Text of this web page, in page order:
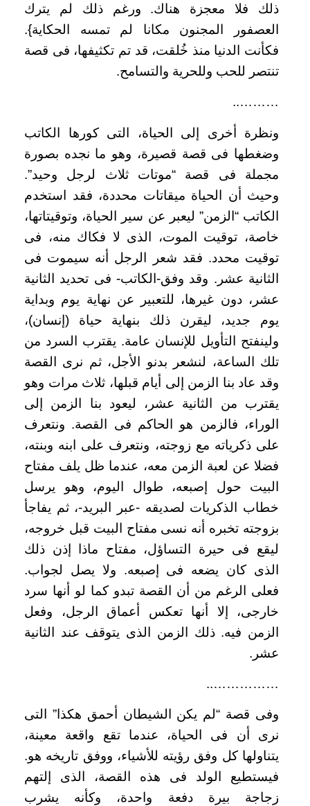
ذلك فلا معجزة هناك. ورغم ذلك لم يترك
العصفور المجنون مكانا لم تمسه الحكاية}.
فكأنت الدنيا منذ خُلقت، قد تم تكثيفها، فى قصة
تنتصر للحب وللحرية والتسامح.
………..
ونظرة أخرى إلى الحياة، التى كورها الكاتب
وضغطها فى قصة قصيرة، وهو ما نجده بصورة
مجملة فى قصة “موتات ثلاث لرجل وحيد”.
وحيث أن الحياة ميقاتات محددة، فقد استخدم
الكاتب “الزمن” ليعبر عن سير الحياة، وتوقيتاتها،
خاصة، توقيت الموت، الذى لا فكاك منه، فى
توقيت محدد. فقد شعر الرجل أنه سيموت فى
الثانية عشر. وقد وفق-الكاتب- فى تحديد الثانية
عشر، دون غيرها، للتعبير عن نهاية يوم وبداية
يوم جديد، ليقرن ذلك بنهاية حياة (إنسان)،
ولينفتح التأويل للإنسان عامة. يقترب السرد من
تلك الساعة، لنشعر بدنو الأجل، ثم نرى القصة
وقد عاد بنا الزمن إلى أيام قبلها، ثلاث مرات وهو
يقترب من الثانية عشر، ليعود بنا الزمن إلى
الوراء، فالزمن هو الحاكم فى القصة. ونتعرف
على ذكرياته مع زوجته، ونتعرف على ابنه وبنته،
فضلا عن لعبة الزمن معه، عندما ظل يلف مفتاح
البيت حول إصبعه، طوال اليوم، وهو يرسل
خطاب الذكريات لصديقه -عبر البريد-، ثم يفاجأ
بزوجته تخبره أنه نسى مفتاح البيت قبل خروجه،
ليقع فى حيرة التساؤل، مفتاح ماذا إذن ذلك
الذى كان يضعه فى إصبعه. ولا يصل لجواب.
فعلى الرغم من أن القصة تبدو كما لو أنها سرد
خارجى، إلا أنها تعكس أعماق الرجل، وفعل
الزمن فيه. ذلك الزمن الذى يتوقف عند الثانية
عشر.
……………..
وفى قصة “لم يكن الشيطان أحمق هكذا” التى
نرى أن فى الحياة، عندما تقع واقعة معينة،
يتناولها كل وفق رؤيته للأشياء، ووفق تاريخه هو.
فيستطيع الولد فى هذه القصة، الذى إلتهم
زجاجة بيرة دفعة واحدة، وكأنه يشرب